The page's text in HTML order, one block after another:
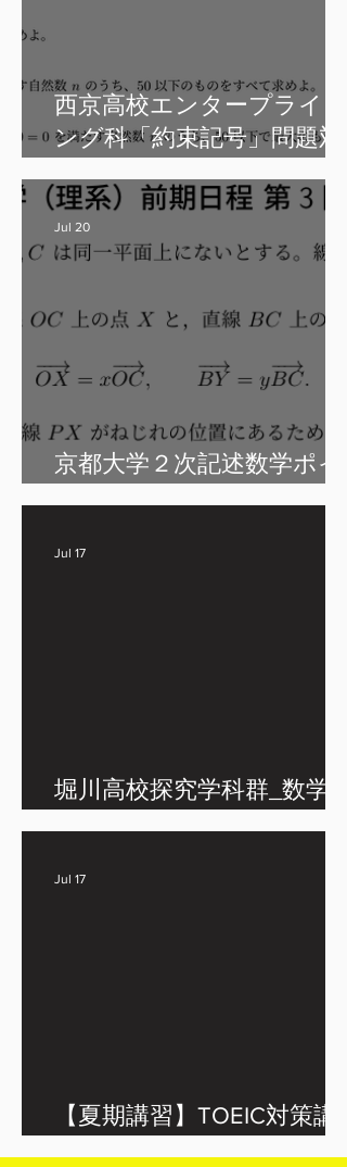
西京高校エンタープライジ
ング科「約束記号」問題対
京都大学２次記述数学ポイ
Jul 20
堀川高校探究学科群_数学記
Jul 17
【夏期講習】TOEIC対策講
Jul 17